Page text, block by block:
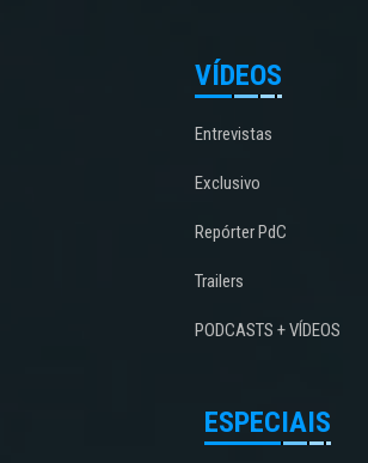
VÍDEOS
Entrevistas
Exclusivo
Repórter PdC
Trailers
PODCASTS + VÍDEOS
ESPECIAIS